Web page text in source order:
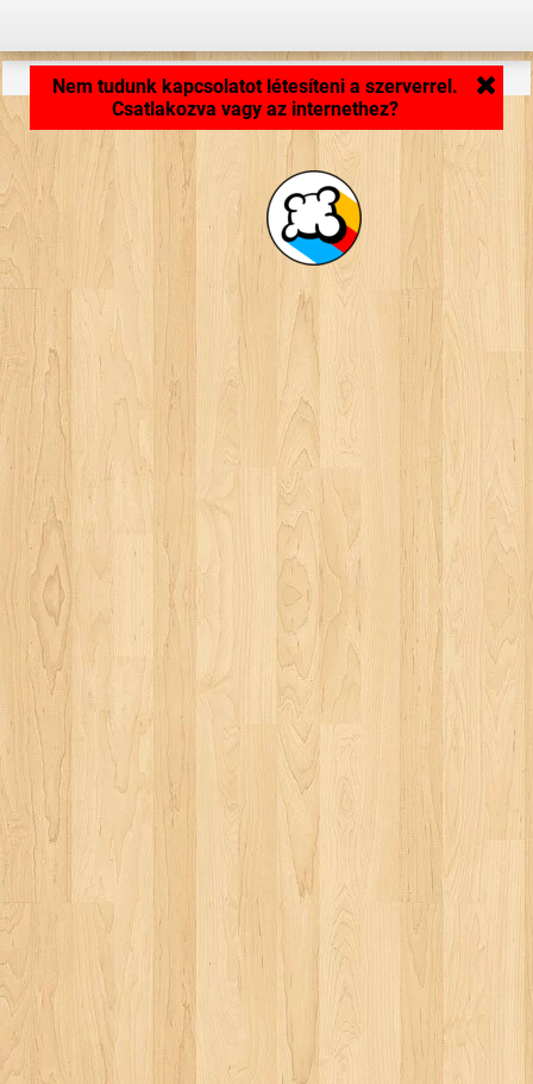
Alkalmazás töltődik... ...